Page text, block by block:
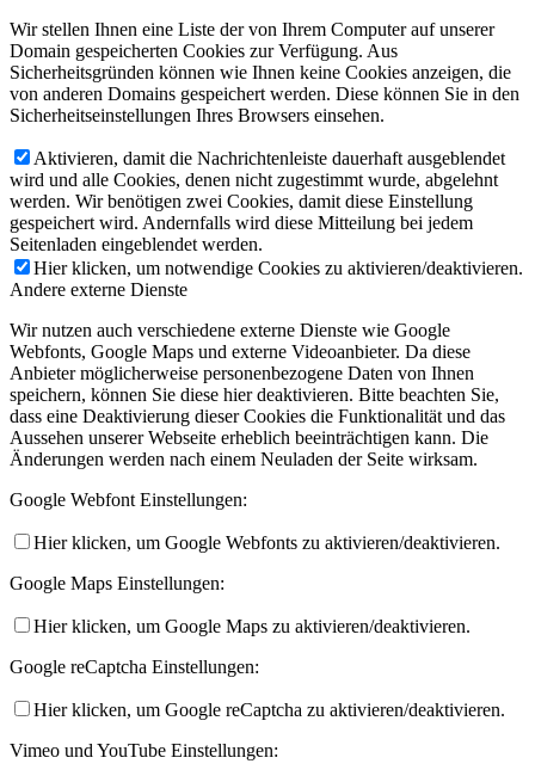
Wir stellen Ihnen eine Liste der von Ihrem Computer auf unserer
Domain gespeicherten Cookies zur Verfügung. Aus
Sicherheitsgründen können wie Ihnen keine Cookies anzeigen, die
von anderen Domains gespeichert werden. Diese können Sie in den
Sicherheitseinstellungen Ihres Browsers einsehen.
Aktivieren, damit die Nachrichtenleiste dauerhaft ausgeblendet
wird und alle Cookies, denen nicht zugestimmt wurde, abgelehnt
werden. Wir benötigen zwei Cookies, damit diese Einstellung
gespeichert wird. Andernfalls wird diese Mitteilung bei jedem
Seitenladen eingeblendet werden.
Hier klicken, um notwendige Cookies zu aktivieren/deaktivieren.
Andere externe Dienste
Wir nutzen auch verschiedene externe Dienste wie Google
Webfonts, Google Maps und externe Videoanbieter. Da diese
Anbieter möglicherweise personenbezogene Daten von Ihnen
speichern, können Sie diese hier deaktivieren. Bitte beachten Sie,
dass eine Deaktivierung dieser Cookies die Funktionalität und das
Aussehen unserer Webseite erheblich beeinträchtigen kann. Die
Änderungen werden nach einem Neuladen der Seite wirksam.
Google Webfont Einstellungen:
Hier klicken, um Google Webfonts zu aktivieren/deaktivieren.
Google Maps Einstellungen:
Hier klicken, um Google Maps zu aktivieren/deaktivieren.
Google reCaptcha Einstellungen:
Hier klicken, um Google reCaptcha zu aktivieren/deaktivieren.
Vimeo und YouTube Einstellungen: